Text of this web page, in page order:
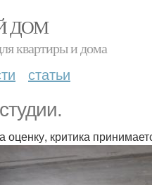
ДОМ
квартиры и дома
статьи
критика